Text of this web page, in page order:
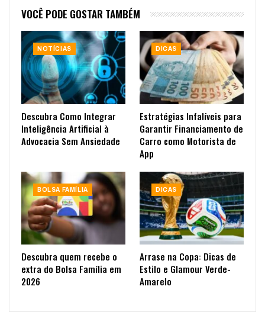
VOCÊ PODE GOSTAR TAMBÉM
NOTÍCIAS
Descubra Como Integrar
Inteligência Artificial à
Advocacia Sem Ansiedade
DICAS
Estratégias Infalíveis para
Garantir Financiamento de
Carro como Motorista de
App
BOLSA FAMÍLIA
Descubra quem recebe o
extra do Bolsa Família em
2026
DICAS
Arrase na Copa: Dicas de
Estilo e Glamour Verde-
Amarelo